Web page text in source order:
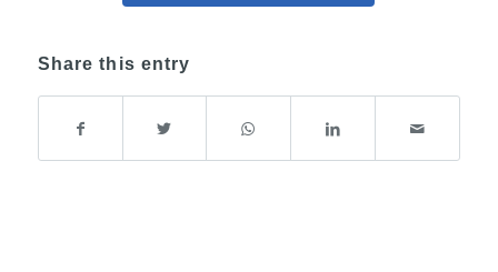
Share this entry